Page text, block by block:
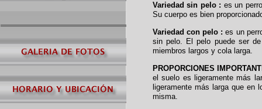
Variedad sin pelo : es un
Su cuerpo es bien
Variedad con pelo : es un
sin pelo. El pelo puede ser
miembros largos y cola larga.
PROPORCIONES
el suelo es ligeramente más
ligeramente más larga que en
misma.